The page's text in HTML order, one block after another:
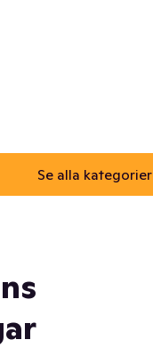
Se alla kategorier